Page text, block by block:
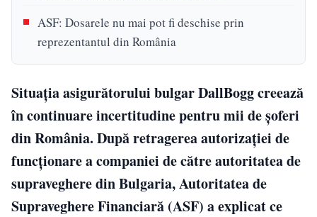
ASF: Dosarele nu mai pot fi deschise prin
reprezentantul din România
Situația asigurătorului bulgar DallBogg creează
în continuare incertitudine pentru mii de șoferi
din România. După retragerea autorizației de
funcționare a companiei de către autoritatea de
supraveghere din Bulgaria, Autoritatea de
Supraveghere Financiară (ASF) a explicat ce